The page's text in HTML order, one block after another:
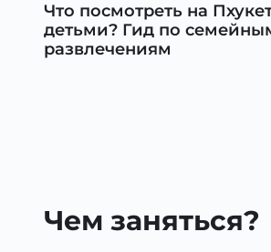
Что посмотреть на
детьми? Гид по
развлечениям
Чем заняться?